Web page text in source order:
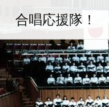
ン
ツ
へ
ス
合唱応援隊！